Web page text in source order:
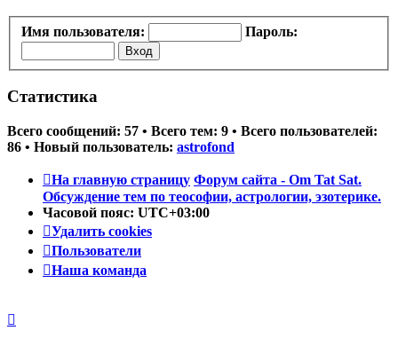
Имя пользователя: Пароль:
Статистика
Всего сообщений: 57 • Всего тем: 9 • Всего пользователей:
86 • Новый пользователь: astrofond
На главную страницу Форум сайта - Om Tat Sat.
Обсуждение тем по теософии, астрологии, эзотерике.
Часовой пояс: UTC+03:00
Удалить cookies
Пользователи
Наша команда